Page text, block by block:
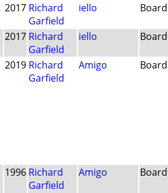
2017 Richard
Garfield
iello Board
2017 Richard
Garfield
iello Board
2019 Richard
Garfield
Amigo Board
1996 Richard
Garfield
Amigo Board